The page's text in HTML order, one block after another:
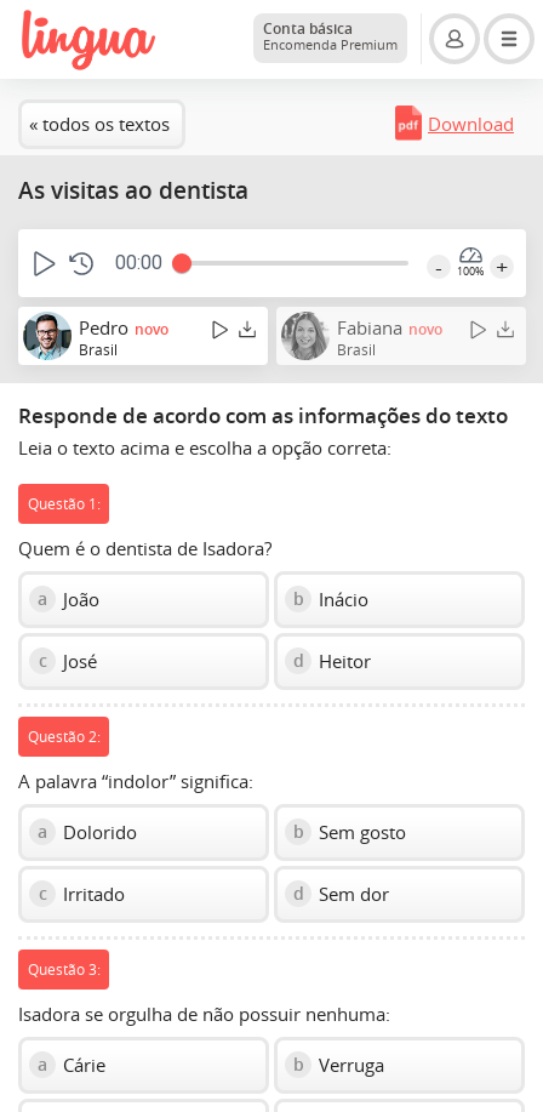
Conta básica
Encomenda Premium
« todos os textos Download
As visitas ao dentista
00:00 - 100% +
Pedro novo
Brasil
Fabiana novo
Brasil
Responde de acordo com as informações do texto
Leia o texto acima e escolha a opção correta:
Questão 1:
Quem é o dentista de Isadora?
a João b Inácio
c José d Heitor
Questão 2:
A palavra “indolor” significa:
a Dolorido b Sem gosto
c Irritado d Sem dor
Questão 3:
Isadora se orgulha de não possuir nenhuma:
a Cárie b Verruga